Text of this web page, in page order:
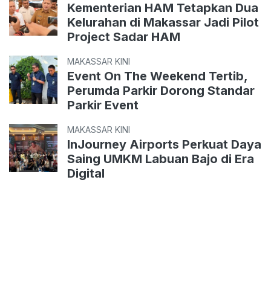
Kementerian HAM Tetapkan Dua
Kelurahan di Makassar Jadi Pilot
Project Sadar HAM
MAKASSAR KINI
Event On The Weekend Tertib,
Perumda Parkir Dorong Standar
Parkir Event
MAKASSAR KINI
InJourney Airports Perkuat Daya
Saing UMKM Labuan Bajo di Era
Digital